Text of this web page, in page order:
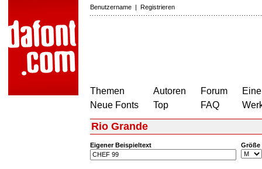
Benutzername | Registrieren
Themen
Neue Fonts
Autoren
Top
Forum
FAQ
Rio Grande
Eigener Beispieltext Größe